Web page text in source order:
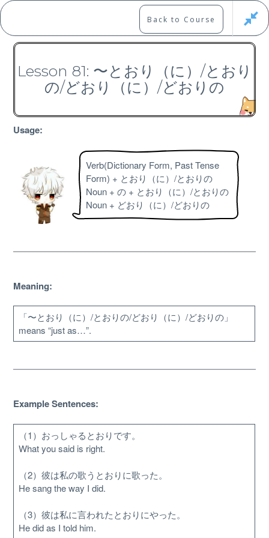
Skip
to
content
Japanese Learning Adventure
N3 Grammar Course
Free
About
Website Guide
Unlock bonus content
Back to Course
Lesson 81: 〜とおり（に）/とおり
の/どおり（に）/どおりの
Usage:
Verb(Dictionary Form, Past Tense
Form) + とおり（に）/とおりの
Noun + の + とおり（に）/とおりの
Noun + どおり（に）/どおりの
Meaning:
「〜とおり（に）/とおりの/どおり（に）/どおりの」
means “just as…”.
Example Sentences:
（1）おっしゃるとおりです。
What you said is right.
（2）彼は私の歌うとおりに歌った。
He sang the way I did.
（3）彼は私に言われたとおりにやった。
He did as I told him.